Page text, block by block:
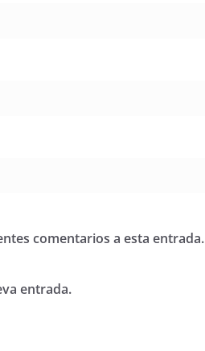
comentarios a esta entrada.
entrada.